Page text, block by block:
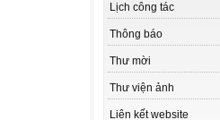
Lịch công tác
Thông báo
Thư mời
Thư viện ảnh
Liên kết website